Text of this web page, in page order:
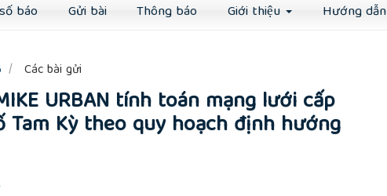
báo Gửi bài Thông báo Giới thiệu Hướng dẫn
Các bài gửi
URBAN tính toán mạng lưới cấp
Kỳ theo quy hoạch định hướng